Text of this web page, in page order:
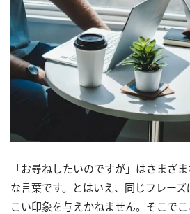
「お尋ねしたいのですが」はさまざ
な言葉です。とはいえ、同じフレー
こい印象を与えかねません。そこで